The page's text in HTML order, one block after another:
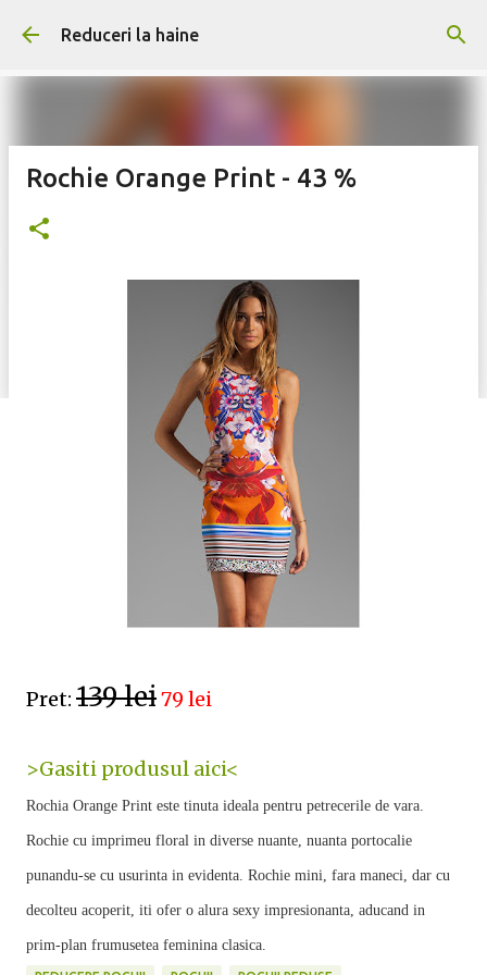
Treceți la conținutul principal
Reduceri la haine
Rochie Orange Print - 43 %
Pret: 139 lei79 lei
>Gasiti produsul aici<
Rochia Orange Print este tinuta ideala pentru petrecerile de vara.
Rochie cu imprimeu floral in diverse nuante, nuanta portocalie
punandu-se cu usurinta in evidenta. Rochie mini, fara maneci, dar cu
decolteu acoperit, iti ofer o alura sexy impresionanta, aducand in
prim-plan frumusetea feminina clasica.